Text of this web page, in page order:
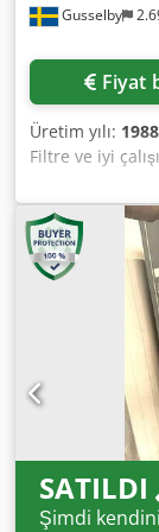
Gusselby
Fiyat
Üretim yılı: 1988
Filtre ve iyi
Atlas Copco
SATILDI
Şimdi